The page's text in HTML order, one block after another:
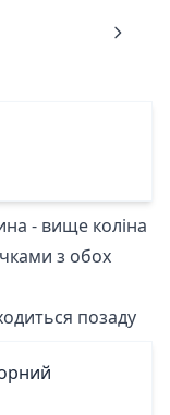
- вище коліна
з обох
позаду